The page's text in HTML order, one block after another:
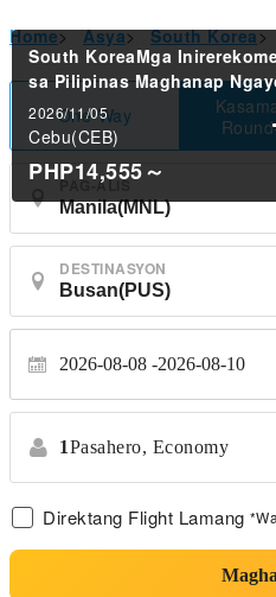
Home> Asya> South Korea>
One-Way
PAG-ALIS
DESTINASYON
2026-08-08 2026-08-10
1Pasahero, Economy
Direktang Flight Lamang
South KoreaMga
sa PilipinasMaghanap
2026/11/05
Cebu(CEB)
PHP14,555～